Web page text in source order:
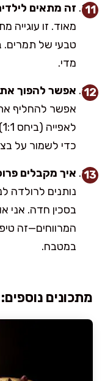
זה מתאים
מאוד. זו
טבעי של תמרים.
מדי.
אפשר להפוך את
אפשר להחליף
כדי לשמור על
איך מקבלים
בסכין חדה. אני
המרווחים—זה
במטבח.
מתכונים נוספים: